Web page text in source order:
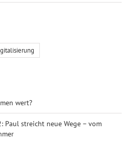
wert?
Paul streicht neue Wege – vom